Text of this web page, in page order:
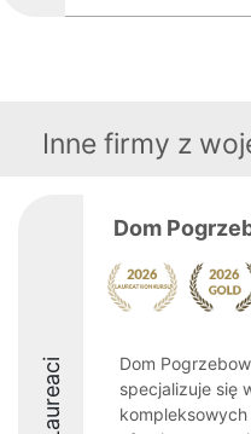
Inne firmy z
Laureaci
Dom
Dom
specjalizuje się